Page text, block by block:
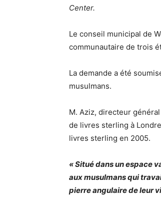
Center.
Le conseil municipal de
communautaire de trois
La demande a été
musulmans.
M. Aziz, directeur
de livres sterling à
livres sterling en 2005.
« Situé dans un espace
aux musulmans qui
pierre angulaire de leur